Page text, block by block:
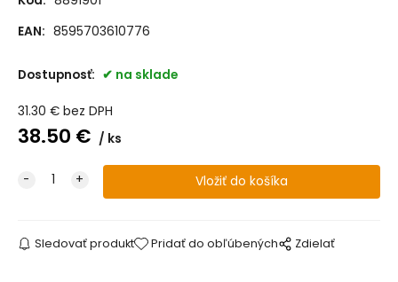
EAN: 8595703610776
Dostupnosť: na sklade
31.30 € bez DPH
38.50 € ks
Sledovať produkt Pridať do obľúbených Zdielať